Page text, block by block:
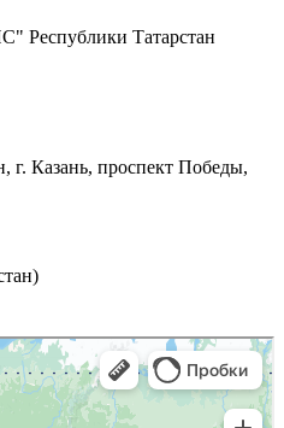
Республики Татарстан
г. Казань, проспект Победы,